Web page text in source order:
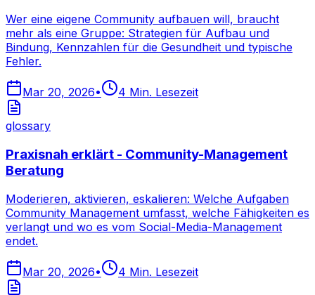
Wer eine eigene Community aufbauen will, braucht
mehr als eine Gruppe: Strategien für Aufbau und
Bindung, Kennzahlen für die Gesundheit und typische
Fehler.
Mar 20, 2026• 4 Min. Lesezeit
glossary
Praxisnah erklärt - Community-Management
Beratung
Moderieren, aktivieren, eskalieren: Welche Aufgaben
Community Management umfasst, welche Fähigkeiten es
verlangt und wo es vom Social-Media-Management
endet.
Mar 20, 2026• 4 Min. Lesezeit